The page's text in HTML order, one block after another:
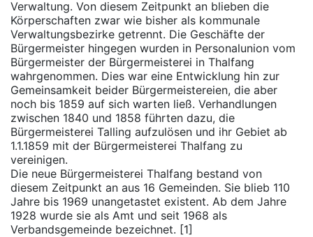
Verwaltung. Von diesem Zeitpunkt an blieben die
Körperschaften zwar wie bisher als kommunale
Verwaltungsbezirke getrennt. Die Geschäfte der
Bürgermeister hingegen wurden in Personalunion vom
Bürgermeister der Bürgermeisterei in Thalfang
wahrgenommen. Dies war eine Entwicklung hin zur
Gemeinsamkeit beider Bürgermeistereien, die aber
noch bis 1859 auf sich warten ließ. Verhandlungen
zwischen 1840 und 1858 führten dazu, die
Bürgermeisterei Talling aufzulösen und ihr Gebiet ab
1.1.1859 mit der Bürgermeisterei Thalfang zu
vereinigen.
Die neue Bürgermeisterei Thalfang bestand von
diesem Zeitpunkt an aus 16 Gemeinden. Sie blieb 110
Jahre bis 1969 unangetastet existent. Ab dem Jahre
1928 wurde sie als Amt und seit 1968 als
Verbandsgemeinde bezeichnet. [1]